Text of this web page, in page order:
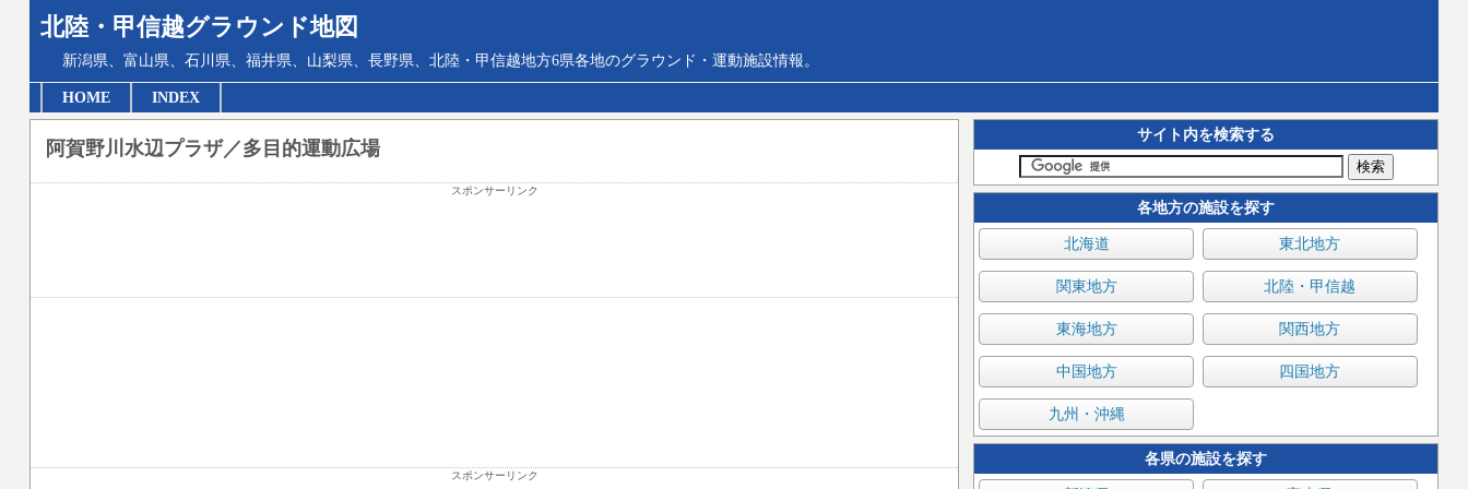
北陸・甲信越グラウンド地図
新潟県、富山県、石川県、福井県、山梨県、長野県、北陸・甲信越地方6県各地のグラウンド・運動施設情報。
HOME INDEX
サイト内を検索する
各地方の施設を探す
北海道 東北地方
関東地方 北陸・甲信越
東海地方 関西地方
中国地方 四国地方
九州・沖縄
各県の施設を探す
阿賀野川水辺プラザ／多目的運動広場
スポンサーリンク
スポンサーリンク